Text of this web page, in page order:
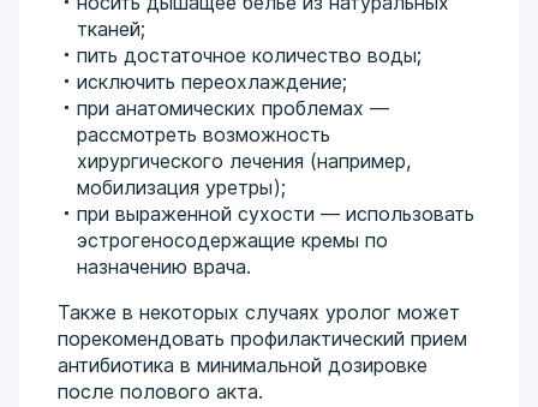
тканей;
пить достаточное количество воды;
исключить переохлаждение;
при анатомических проблемах —
рассмотреть возможность
хирургического лечения (например,
мобилизация уретры);
при выраженной сухости — использовать
эстрогеносодержащие кремы по
назначению врача.
Также в некоторых случаях уролог может
порекомендовать профилактический прием
антибиотика в минимальной дозировке
после полового акта.